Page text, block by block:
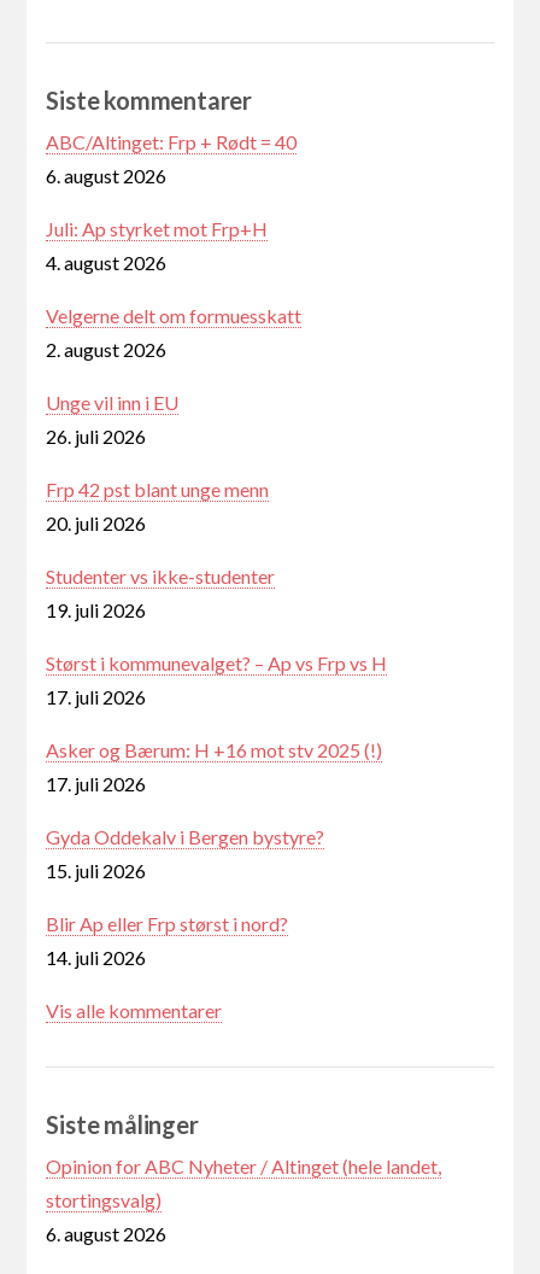
Siste kommentarer
ABC/Altinget: Frp + Rødt = 40
6. august 2026
Juli: Ap styrket mot Frp+H
4. august 2026
Velgerne delt om formuesskatt
2. august 2026
Unge vil inn i EU
26. juli 2026
Frp 42 pst blant unge menn
20. juli 2026
Studenter vs ikke-studenter
19. juli 2026
Størst i kommunevalget? – Ap vs Frp vs H
17. juli 2026
Asker og Bærum: H +16 mot stv 2025 (!)
17. juli 2026
Gyda Oddekalv i Bergen bystyre?
15. juli 2026
Blir Ap eller Frp størst i nord?
14. juli 2026
Vis alle kommentarer
Siste målinger
Opinion for ABC Nyheter / Altinget (hele landet,
stortingsvalg)
6. august 2026